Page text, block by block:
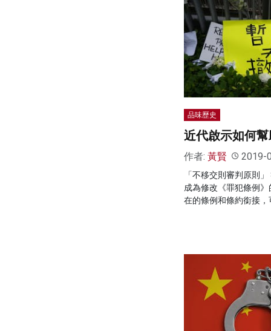
品味歷史
近代啟示如何
作者: 黃賢 2019-
「不移交則審判原則
成為修改《罪犯條例
在的條例和條約銜接